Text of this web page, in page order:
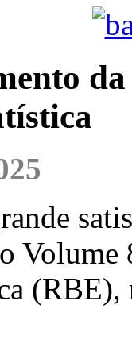
Volume
(RBE),